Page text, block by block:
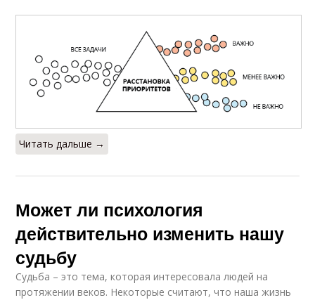
Читать дальше →
Может ли психология
действительно изменить нашу
судьбу
Судьба – это тема, которая интересовала людей на
протяжении веков. Некоторые считают, что наша жизнь